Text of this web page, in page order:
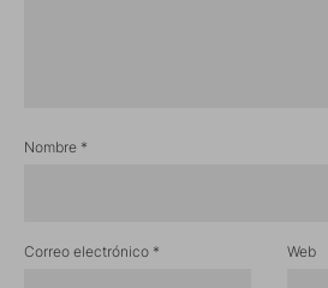
Nombre *
Correo electrónico * Web